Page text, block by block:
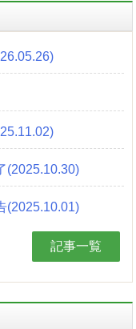
(2025.10.30)
(2025.10.01)
記事一覧